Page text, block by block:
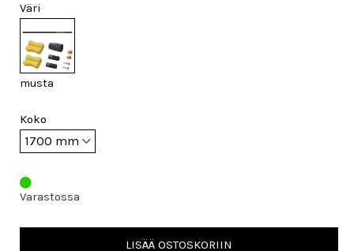
Väri
musta
Koko
Varastossa
LISÄÄ OSTOSKORIIN